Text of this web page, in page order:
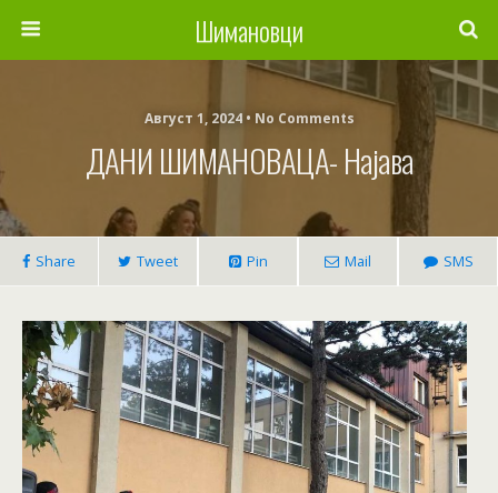
Шимановци
Август 1, 2024 • No Comments
ДАНИ ШИМАНОВАЦА- Најава
Share Tweet Pin Mail SMS